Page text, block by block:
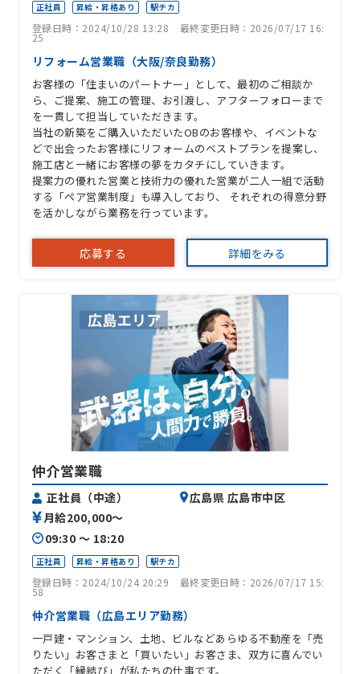
正社員 昇給・昇格あり 駅チカ
登録日時：2024/10/28 13:28 最終変更日時：2026/07/17 16:
25
リフォーム営業職（大阪/奈良勤務）
お客様の「住まいのパートナー」として、最初のご相談か
ら、ご提案、施工の管理、お引渡し、アフターフォローまで
を一貫して担当していただきます。
当社の新築をご購入いただいたOBのお客様や、イベントな
どで出会ったお客様にリフォームのベストプランを提案し、
施工店と一緒にお客様の夢をカタチにしていきます。
提案力の優れた営業と技術力の優れた営業が二人一組で活動
する「ペア営業制度」も導入しており、 それぞれの得意分野
を活かしながら業務を行っています。
応募する 詳細をみる
仲介営業職
正社員（中途）
月給200,000〜
09:30 〜 18:20
広島県 広島市中区
正社員 昇給・昇格あり 駅チカ
登録日時：2024/10/24 20:29 最終変更日時：2026/07/17 15:
58
仲介営業職（広島エリア勤務）
一戸建・マンション、土地、ビルなどあらゆる不動産を「売
りたい」お客さまと「買いたい」お客さま、双方に喜んでい
ただく「縁結び」が私たちの仕事です。